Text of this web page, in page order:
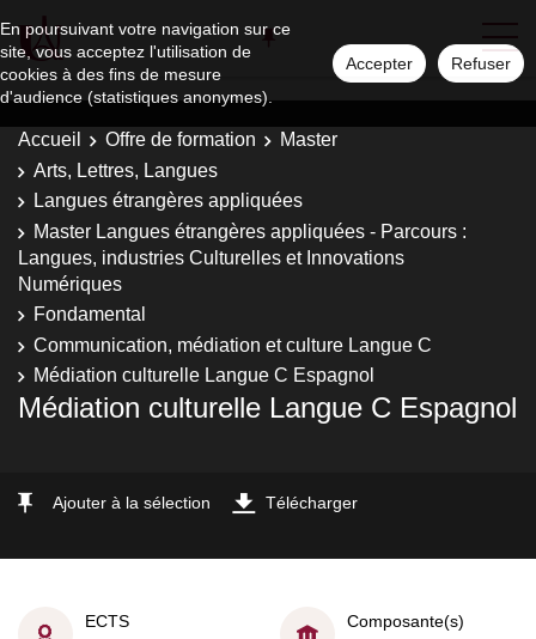
En poursuivant votre navigation sur ce
site, vous acceptez l'utilisation de
cookies à des fins de mesure
d'audience (statistiques anonymes).
Accepter Refuser
Accueil Offre de formation
Master
Arts, Lettres, Langues
Langues étrangères appliquées
Master Langues étrangères appliquées - Parcours :
Langues, industries Culturelles et Innovations
Numériques
Fondamental
Communication, médiation et culture Langue C
Médiation culturelle Langue C Espagnol
Médiation culturelle Langue C Espagnol
Ajouter à la sélection Télécharger
ECTS
Composante(s)